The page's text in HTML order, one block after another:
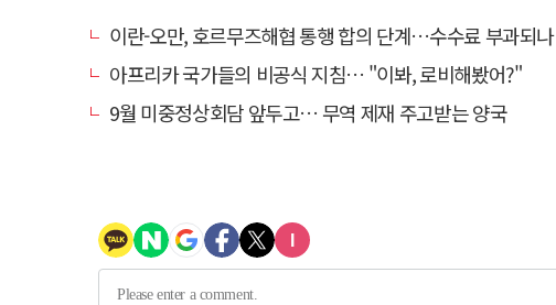
이란-오만, 호르무즈해협 통행 합의 단계…수수료 부과되나
아프리카 국가들의 비공식 지침… "이봐, 로비해봤어?"
9월 미중정상회담 앞두고… 무역 제재 주고받는 양국